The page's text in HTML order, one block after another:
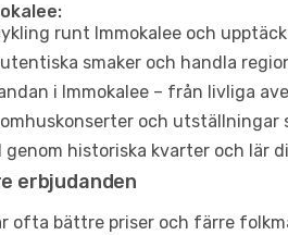
runt Immokalee och
smaker och handla
i Immokalee – från livliga
och utställningar
genom historiska kvarter och lär
erbjudanden
ofta bättre priser och färre